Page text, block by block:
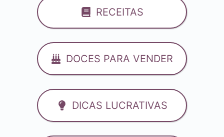
RECEITAS
DOCES PARA VENDER
DICAS LUCRATIVAS